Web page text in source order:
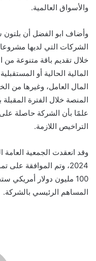
والأسواق العالمية.
وأضاف ابو الفضل أن
الشركات التي لديها
خلال تقديم باقة متنوعة من
المالية الحالية أو
المال العامل، وغيرها من
المنصة خلال الفترة
علمًا بأن الشركة حاصلة
التراخيص اللازمة.
2024، وتم الموافقة
100 مليون دولار
المساهم الرئيسي بالشركة.